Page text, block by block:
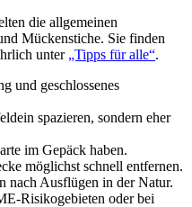
die allgemeinen
Mückenstiche. Sie finden
unter „Tipps für alle“.
und geschlossenes
spazieren, sondern eher
im Gepäck haben.
möglichst schnell entfernen.
nach Ausflügen in der Natur.
Risikogebieten oder bei